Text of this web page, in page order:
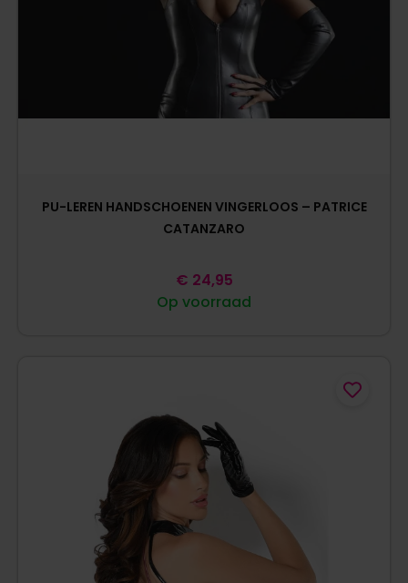
PU-LEREN HANDSCHOENEN VINGERLOOS – PATRICE
CATANZARO
Op voorraad
€ 24,95